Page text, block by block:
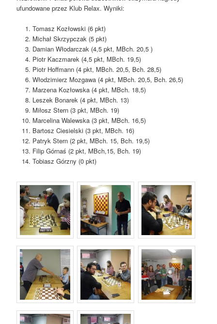
ufundowane przez Klub Relax. Wyniki:
Tomasz Kozłowski (6 pkt)
Michał Skrzypczak (5 pkt)
Damian Włodarczak (4,5 pkt, MBch. 20,5 )
Piotr Kaczmarek (4,5 pkt, MBch. 19,5)
Piotr Hoffmann (4 pkt, MBch. 20,5, Bch. 28,5)
Włodzimierz Mozgawa (4 pkt, MBch. 20,5, Bch. 26,5)
Marzena Kozłowska (4 pkt, MBch. 18,5)
Leszek Bonarek (4 pkt, MBch. 13)
Miłosz Stern (3 pkt, MBch. 19)
Marcelina Walewska (3 pkt, MBch. 16,5)
Bartosz Ciesielski (3 pkt, MBch. 16)
Patryk Stern (2 pkt, MBch. 15, Bch. 19,5)
Filip Górnaś (2 pkt, MBch,15, Bch. 19)
Tobiasz Górzny (0 pkt)